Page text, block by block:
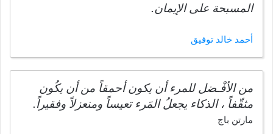
المسبحة على الإيمان.
أحمد خالد توفيق
من الأفْـضل للمرء أن يكون أحمقاً من أن يكُون
مثقّفاً ، الذكاء يجعلُ المَرء تعيساً ومنعزلاً وفقيراً.
مارتن باج